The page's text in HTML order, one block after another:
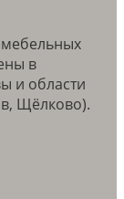
в
и области
Щёлково).